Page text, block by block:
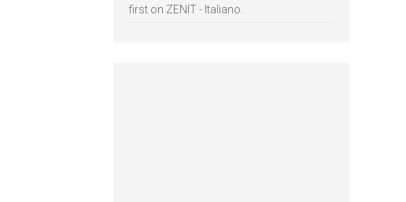
first on ZENIT - Italiano.